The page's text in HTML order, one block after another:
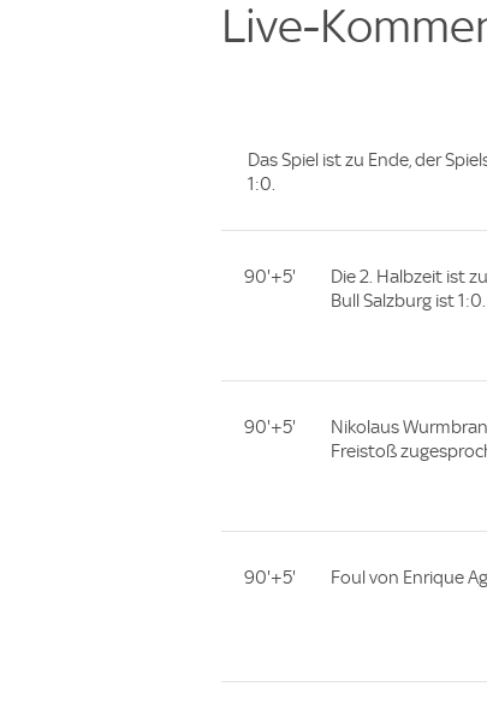
Live-
Das Spiel ist zu Ende, der
1:0.
90'+5'
Die 2. Halbzeit ist
Bull Salzburg ist 1:0.
90'+5'
Nikolaus
Freistoß
90'+5' Foul von Enrique